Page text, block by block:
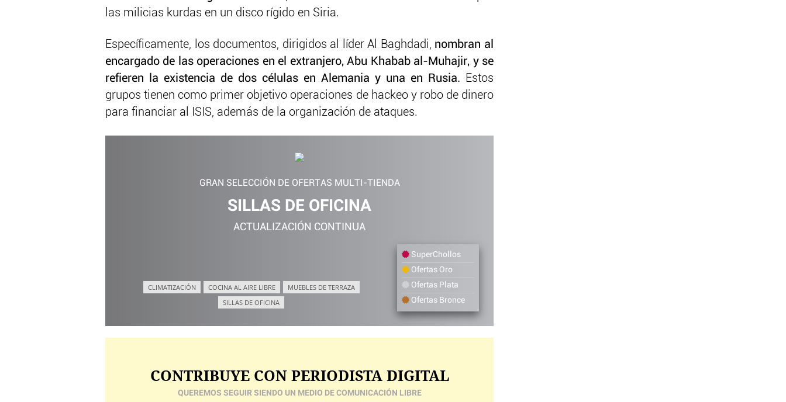
las milicias kurdas en un disco rígido en Siria.
Específicamente, los documentos, dirigidos al líder Al Baghdadi, nombran al
encargado de las operaciones en el extranjero, Abu Khabab al-Muhajir, y se
refieren la existencia de dos células en Alemania y una en Rusia. Estos
grupos tienen como primer objetivo operaciones de hackeo y robo de dinero
para financiar al ISIS, además de la organización de ataques.
GRAN SELECCIÓN DE OFERTAS MULTI-TIENDA
SILLAS DE OFICINA
ACTUALIZACIÓN CONTINUA
CLIMATIZACIÓN COCINA AL AIRE LIBRE
MUEBLES DE TERRAZA
SILLAS DE OFICINA
SuperChollos
Ofertas Oro
Ofertas Plata
Ofertas Bronce
CONTRIBUYE CON PERIODISTA DIGITAL
QUEREMOS SEGUIR SIENDO UN MEDIO DE COMUNICACIÓN LIBRE